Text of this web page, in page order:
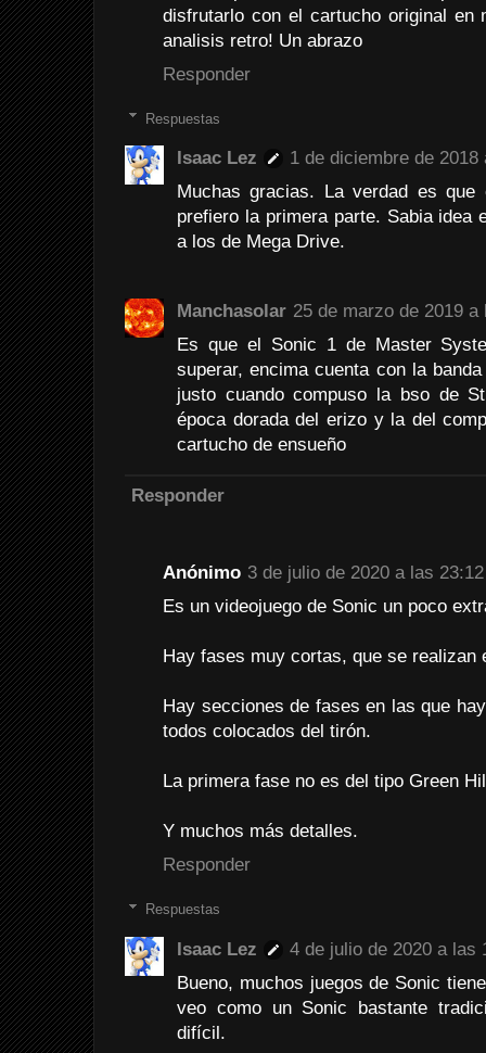
disfrutarlo con el cartucho original en
analisis retro! Un abrazo
Responder
Respuestas
Isaac Lez
1 de diciembre de 2018
Muchas gracias. La verdad es
prefiero la primera parte. Sabia idea
a los de Mega Drive.
Manchasolar 25 de marzo de 2019 a
Es que el Sonic 1 de Master
superar, encima cuenta con la
justo cuando compuso la bso de
época dorada del erizo y la del
cartucho de ensueño
Responder
Anónimo 3 de julio de 2020 a las 23:12
Es un videojuego de Sonic un poco
Hay fases muy cortas, que se realizan
Hay secciones de fases en las que
todos colocados del tirón.
La primera fase no es del tipo Green
Y muchos más detalles.
Responder
Respuestas
Isaac Lez
4 de julio de 2020 a las
Bueno, muchos juegos de Sonic
veo como un Sonic bastante
difícil.